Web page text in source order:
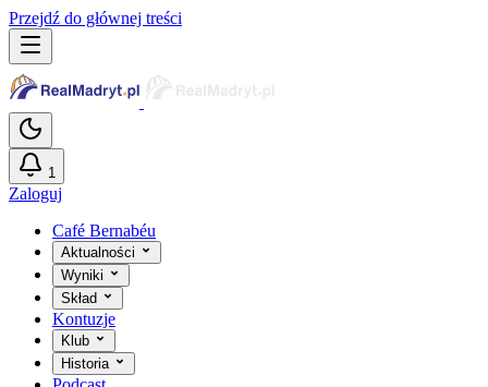
Przejdź do głównej treści
1
Zaloguj
Café Bernabéu
Aktualności
Wyniki
Skład
Kontuzje
Klub
Historia